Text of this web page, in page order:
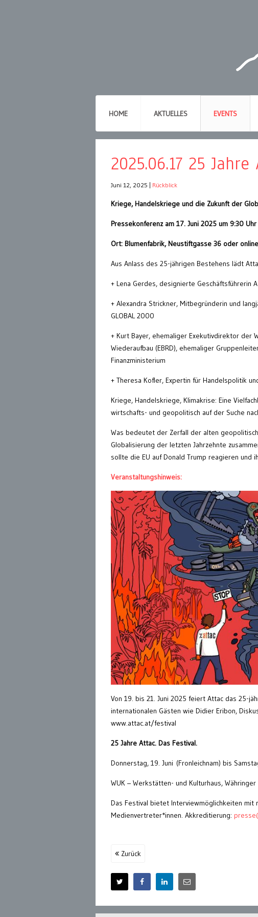
HOME AKTUELLES EVENTS
2025.06.17 25
Juni 12, 2025 Rückblick
Kriege, Handelskriege und die Zukunft der
Pressekonferenz am 17. Juni 2025 um 9:30 Uhr
Ort: Blumenfabrik, Neustiftgasse 36 oder
Aus Anlass des 25-jährigen Bestehens lädt
+ Lena Gerdes, designierte Geschäftsführerin
+ Alexandra Strickner, Mitbegründerin und
GLOBAL 2000
+ Kurt Bayer, ehemaliger Exekutivdirektor der
Wiederaufbau (EBRD), ehemaliger
Finanzministerium
+ Theresa Kofler, Expertin für Handelspolitik
Kriege, Handelskriege, Klimakrise: Eine
wirtschafts- und geopolitisch auf der Suche
Was bedeutet der Zerfall der alten
Globalisierung der letzten Jahrzehnte
sollte die EU auf Donald Trump reagieren und
Veranstaltungshinweis:
Von 19. bis 21. Juni 2025 feiert Attac das 25-
internationalen Gästen wie Didier Eribon,
www.attac.at/festival
25 Jahre Attac. Das Festival.
Donnerstag, 19. Juni (Fronleichnam) bis
WUK – Werkstätten- und Kulturhaus,
Das Festival bietet Interviewmöglichkeiten mit
Medienvertreter*innen. Akkreditierung:
Zurück